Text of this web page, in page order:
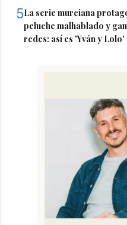
5La serie murciana
peluche malhablado y
redes: así es 'Yván y Lolo'